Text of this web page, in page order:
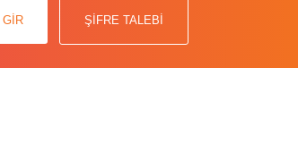
GİR ŞİFRE TALEBİ